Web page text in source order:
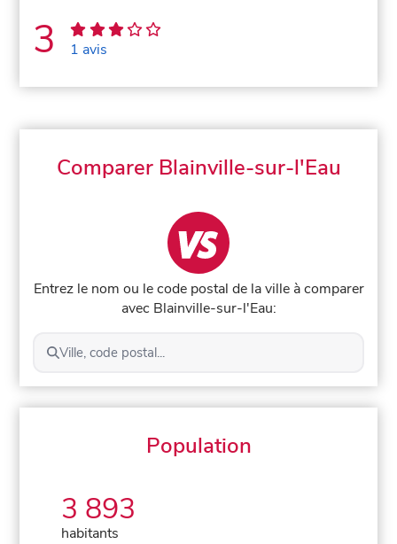
3 1 avis
Comparer Blainville-sur-l'Eau
Entrez le nom ou le code postal de la ville à comparer
avec Blainville-sur-l'Eau:
Ville, code postal...
Population
3 893
habitants